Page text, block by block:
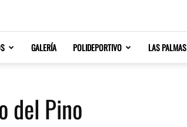
GALERÍA POLIDEPORTIVO LAS PALMAS
del Pino